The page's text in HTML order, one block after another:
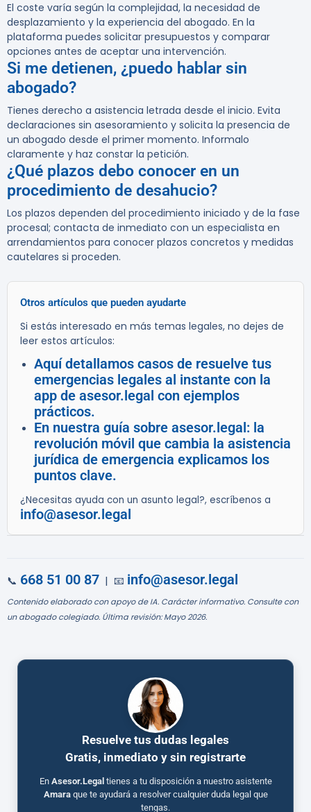
El coste varía según la complejidad, la necesidad de
desplazamiento y la experiencia del abogado. En la
plataforma puedes solicitar presupuestos y comparar
opciones antes de aceptar una intervención.
Si me detienen, ¿puedo hablar sin
abogado?
Tienes derecho a asistencia letrada desde el inicio. Evita
declaraciones sin asesoramiento y solicita la presencia de
un abogado desde el primer momento. Informalo
claramente y haz constar la petición.
¿Qué plazos debo conocer en un
procedimiento de desahucio?
Los plazos dependen del procedimiento iniciado y de la fase
procesal; contacta de inmediato con un especialista en
arrendamientos para conocer plazos concretos y medidas
cautelares si proceden.
Otros artículos que pueden ayudarte
Si estás interesado en más temas legales, no dejes de
leer estos artículos:
Aquí detallamos casos de resuelve tus
emergencias legales al instante con la
app de asesor.legal con ejemplos
prácticos.
En nuestra guía sobre asesor.legal: la
revolución móvil que cambia la asistencia
jurídica de emergencia explicamos los
puntos clave.
¿Necesitas ayuda con un asunto legal?, escríbenos a
info@asesor.legal
📞 668 51 00 87 | 📧 info@asesor.legal
Contenido elaborado con apoyo de IA. Carácter informativo. Consulte con
un abogado colegiado. Última revisión: Mayo 2026.
Resuelve tus dudas legales
Gratis, inmediato y sin registrarte
En Asesor.Legal tienes a tu disposición a nuestro asistente
Amaraque te ayudará a resolver cualquier duda legal que
tengas.